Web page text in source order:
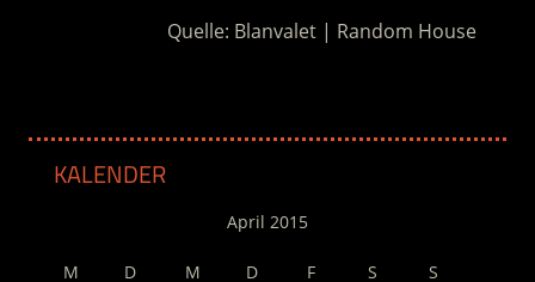
Quelle: Blanvalet | Random House
KALENDER
April 2015
M D M D F S
S